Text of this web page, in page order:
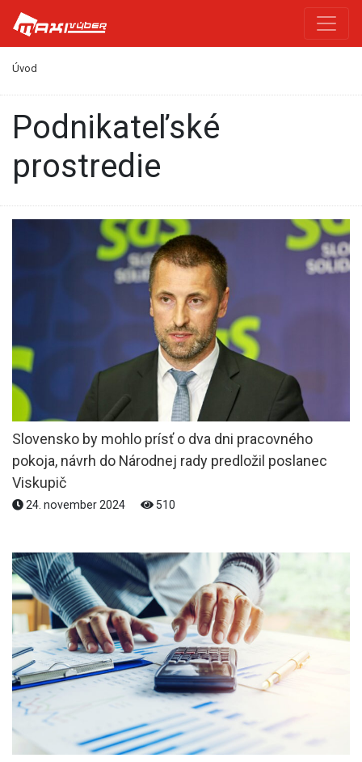
Úvod
Podnikateľské
prostredie
Slovensko by mohlo prísť o dva dni pracovného
pokoja, návrh do Národnej rady predložil poslanec
Viskupič
24. november 2024 510